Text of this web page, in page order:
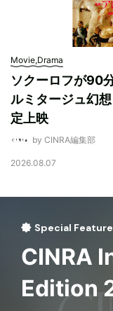
Movie,Drama
ソクーロフが90
ルミタージュ幻
定上映
by CINRA編集部
2026.08.07
Special Feature
CINRA
Edition